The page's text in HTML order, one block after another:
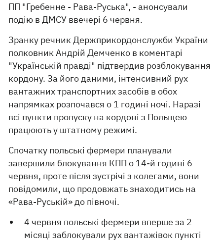
ПП "Гребенне - Рава-Руська", - анонсували
подію в ДМСУ ввечері 6 червня.
Зранку речник Держприкордонслужби України
полковник Андрій Демченко в коментарі
"Українській правді" підтвердив розблокування
кордону. За його даними, інтенсивний рух
вантажних транспортних засобів в обох
напрямках розпочався о 1 годині ночі. Наразі
всі пункти пропуску на кордоні з Польщею
працюють у штатному режимі.
Спочатку польські фермери планували
завершили блокування КПП о 14-й годині 6
червня, проте після зустрічі з колегами, вони
повідомили, що продовжать знаходитись на
«Рава-Руській» до півночі.
4 червня польські фермери вперше за 2
місяці заблокували рух вантажівок пункті